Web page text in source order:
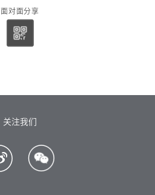
面对面分享
关注我们